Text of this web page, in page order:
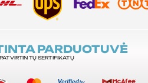
PARDUOTUVĖ
SERTIFIKATŲ